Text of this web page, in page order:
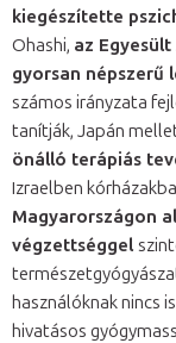
kiegészítette
Ohashi, az
gyorsan népszerű
számos irányzata
tanítják, Japán
önálló terápiás
Izraelben
Magyarországon
végzettséggel
használóknak nincs
hivatásos